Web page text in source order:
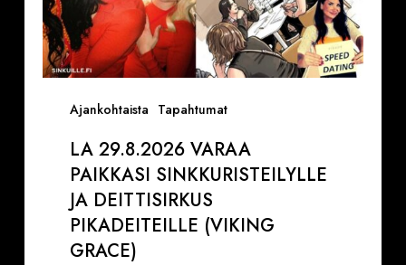
Ajankohtaista Tapahtumat
LA 29.8.2026 VARAA
PAIKKASI SINKKURISTEILYLLE
JA DEITTISIRKUS
PIKADEITEILLE (VIKING
GRACE)